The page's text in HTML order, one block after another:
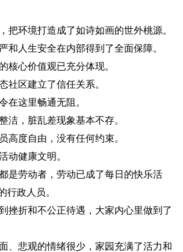
环境打造成了如诗如画的世外桃源。
人生安全在内部得到了全面保障。
心价值观已充分体现。
区建立了信任关系。
这里畅通无阻。
，脏乱差现象基本不存。
度自由，没有任何约束。
健康文明。
劳动者，劳动已成了每日的快乐活
行政人员。
折和不公正待遇，大家内心里做到了
悲观的情绪很少，家园充满了活力和